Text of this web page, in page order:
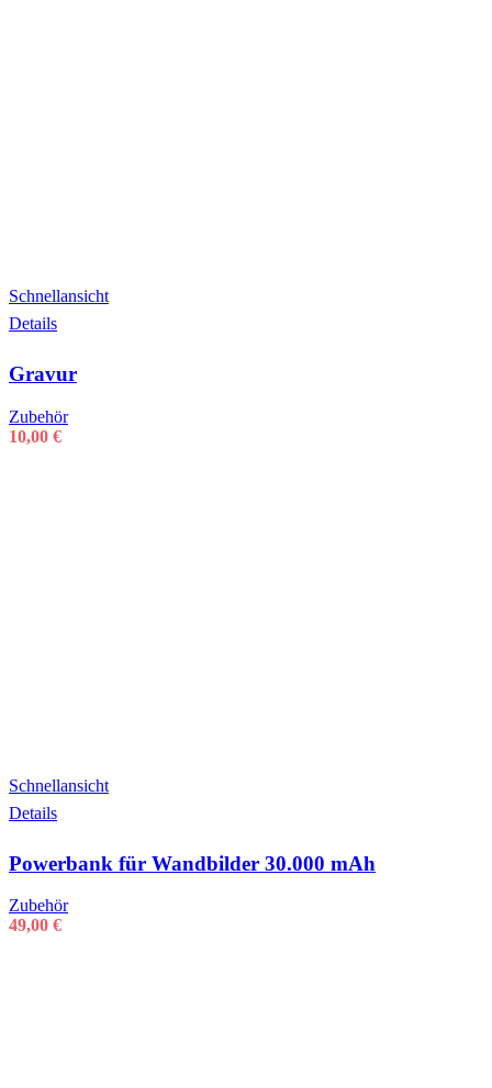
Schnellansicht
Details
Gravur
Zubehör
10,00 €
Schnellansicht
Details
Powerbank für Wandbilder 30.000 mAh
Zubehör
49,00 €